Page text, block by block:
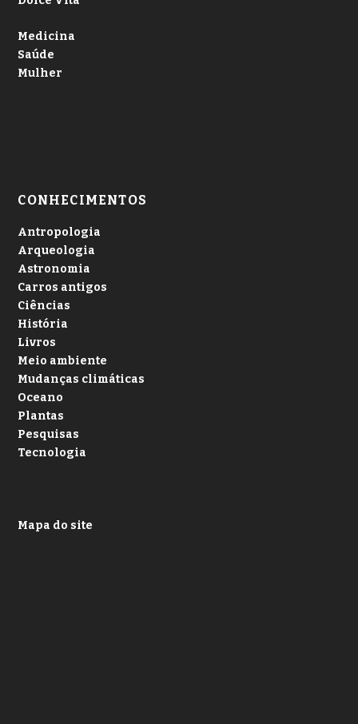
Medicina
Saúde
Mulher
CONHECIMENTOS
Antropologia
Arqueologia
Astronomia
Carros antigos
Ciências
História
Livros
Meio ambiente
Mudanças climáticas
Oceano
Plantas
Pesquisas
Tecnologia
Mapa do site